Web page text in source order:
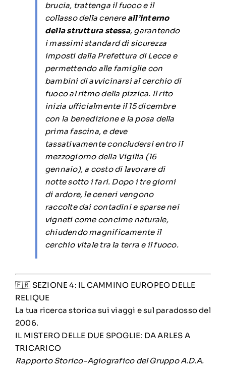
brucia, trattenga il fuoco e il
collasso della cenere all’interno
della struttura stessa, garantendo
i massimi standard di sicurezza
imposti dalla Prefettura di Lecce e
permettendo alle famiglie con
bambini di avvicinarsi al cerchio di
fuoco al ritmo della pizzica. Il rito
inizia ufficialmente il 15 dicembre
con la benedizione e la posa della
prima fascina, e deve
tassativamente concludersi entro il
mezzogiorno della Vigilia (16
gennaio), a costo di lavorare di
notte sotto i fari. Dopo i tre giorni
di ardore, le ceneri vengono
raccolte dai contadini e sparse nei
vigneti come concime naturale,
chiudendo magnificamente il
cerchio vitale tra la terra e il fuoco.
🇫🇷 SEZIONE 4: IL CAMMINO EUROPEO DELLE
RELIQUE
La tua ricerca storica sui viaggi e sul paradosso del
2006.
IL MISTERO DELLE DUE SPOGLIE: DA ARLES A
TRICARICO
Rapporto Storico-Agiografico del Gruppo A.D.A.